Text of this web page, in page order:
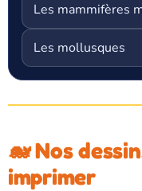
Les mammifères
Les mollusques
🐋 Nos
imprimer